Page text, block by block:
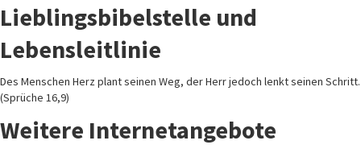
Lieblingsbibelstelle und
Lebensleitlinie
Des Menschen Herz plant seinen Weg, der Herr jedoch lenkt seinen Schritt.
(Sprüche 16,9)
Weitere Internetangebote